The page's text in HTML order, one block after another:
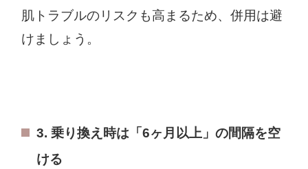
肌トラブルのリスクも高まるため、併用は避
けましょう。
3. 乗り換え時は「6ヶ月以上」の間隔を空
ける